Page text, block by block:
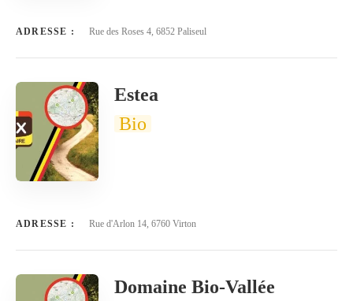
ADRESSE : Rue des Roses 4, 6852 Paliseul
Estea
Bio
ADRESSE : Rue d'Arlon 14, 6760 Virton
Domaine Bio-Vallée